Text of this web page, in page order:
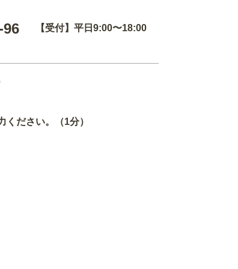
96 【受付】平日9:00〜18:00
ください。（1分）